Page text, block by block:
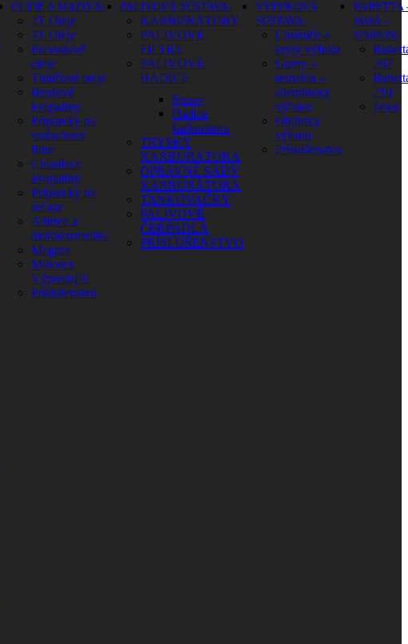
OLEJE A MAZIVÁ
2T Oleje
4T Oleje
Prevodové
oleje
Tlmičové oleje
Brzdové
kvapaliny
Prípravky na
vzduchové
filtre
Chladiace
kvapaliny
Prípravky na
reťaze
Aditíva a
motokozmetika
Magura
Motorex
Výpredaj!!!
Príslušenstvo
PALIVOVÁ SÚSTAVA
KARBURÁTORY
PALIVOVÉ
FILTRE
PALIVOVÉ
HADICE
Spony
Hadice
karburátora
TRYSKY
KARBURÁTORA
OPRAVNÉ SADY
KARBURÁTORA
TANKOVAČKY
PALIVOVÉ
ČERPADLÁ
PRÍSLUŠENSTVO
VÝFUKOVÁ
SÚSTAVA
Chrániče a
kryty výfuku
Gumy –
tesnenia –
silentbloky
výfuku
Objímky
výfuku
Príslušenstvo
BABETTA
JAWA –
SIMSON
207
210
Jawa